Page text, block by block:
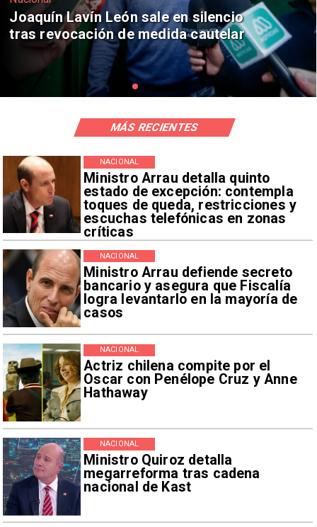
Chile y Venezuela formalizan reinicio
de relaciones consulares
Ministro Arrau detalla quinto
estado de excepción: contempla
toques de queda, restricciones y
escuchas telefónicas en zonas
críticas
NACIONAL
Ministro Arrau defiende secreto
bancario y asegura que Fiscalía
logra levantarlo en la mayoría de
casos
NACIONAL
Actriz chilena compite por el
Oscar con Penélope Cruz y Anne
Hathaway
NACIONAL
Ministro Quiroz detalla
megarreforma tras cadena
nacional de Kast
NACIONAL
MÁS RECIENTES